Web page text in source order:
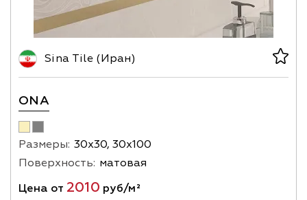
Sina Tile (Иран)
ONA
Размеры: 30х30, 30х100
Поверхность: матовая
Цена от 2010 руб/м²